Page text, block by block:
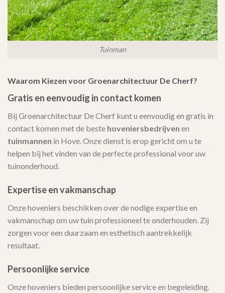
Tuinman
Waarom Kiezen voor Groenarchitectuur De Cherf?
Gratis en eenvoudig in contact komen
Bij Groenarchitectuur De Cherf kunt u eenvoudig en gratis in
contact komen met de beste hoveniersbedrijven en
tuinmannen in Hove. Onze dienst is erop gericht om u te
helpen bij het vinden van de perfecte professional voor uw
tuinonderhoud.
Expertise en vakmanschap
Onze hoveniers beschikken over de nodige expertise en
vakmanschap om uw tuin professioneel te onderhouden. Zij
zorgen voor een duurzaam en esthetisch aantrekkelijk
resultaat.
Persoonlijke service
Onze hoveniers bieden persoonlijke service en begeleiding.